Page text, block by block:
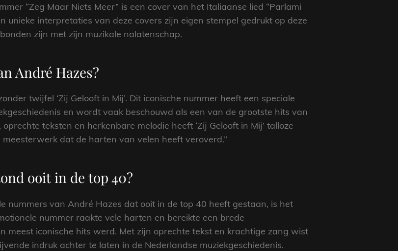
“Zeg Maar Niets Meer” is een cover van het Italiaanse lied “Parlami
unieke interpretaties van deze covers zijn eigen stempel gedrukt op deze
zijn met zijn muzikale nalatenschap.
André Hazes?
twijfel ‘Zij Gelooft in Mij’. Dit iconische nummer heeft een speciale
en wordt vaak beschouwd als een van de grootste hits van
teksten en herkenbare melodie heeft ‘Zij Gelooft in Mij’ talloze
dat de harten van velen heeft veroverd.”
ooit in de top 40?
nummers van André Hazes dat ooit in de top 40 heeft gestaan, is het
nummer raakte vele harten en bereikte een brede
meest iconische hits werd. Met zijn oprechte tekst en krachtige zang wist
indruk achter te laten in de Nederlandse muziekgeschiedenis.